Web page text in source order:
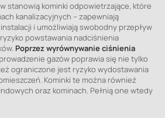
stanowią kominki odpowietrzające, które
kanalizacyjnych – zapewniają
i umożliwiają swobodny przepływ
powstawania nadciśnienia
Poprzez wyrównywanie ciśnienia
gazów poprawia się nie tylko
ograniczone jest ryzyko wydostawania
Kominki te można również
oraz kominach. Pełnią one wtedy